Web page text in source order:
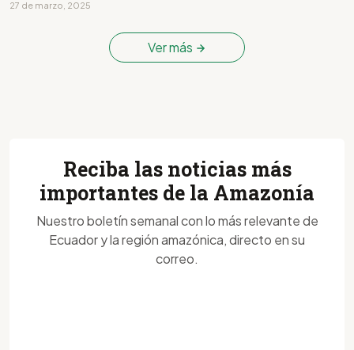
27 de marzo, 2025
Ver más
Reciba las noticias más
importantes de la Amazonía
Nuestro boletín semanal con lo más relevante de
Ecuador y la región amazónica, directo en su
correo.